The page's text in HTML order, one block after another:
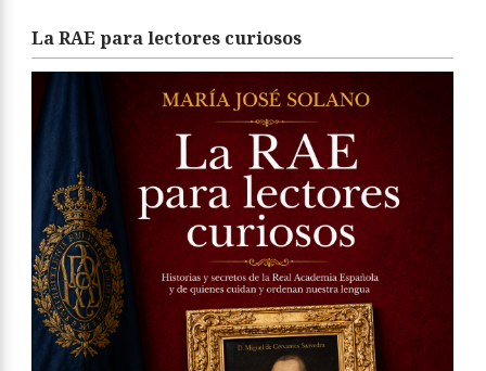
La RAE para lectores curiosos